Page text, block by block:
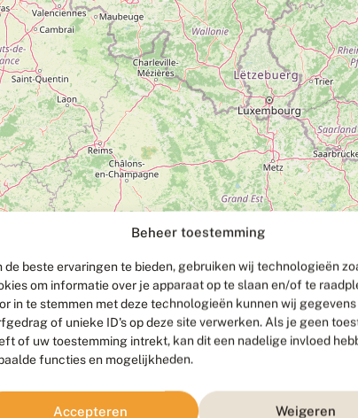
Beheer toestemming
de beste ervaringen te bieden, gebruiken wij technologieën
om informatie over je apparaat op te slaan en/of te
in te stemmen met deze technologieën kunnen wij
of unieke ID's op deze site verwerken. Als je geen
of uw toestemming intrekt, kan dit een nadelige invloed
functies en mogelijkheden.
Accepteren Weigeren